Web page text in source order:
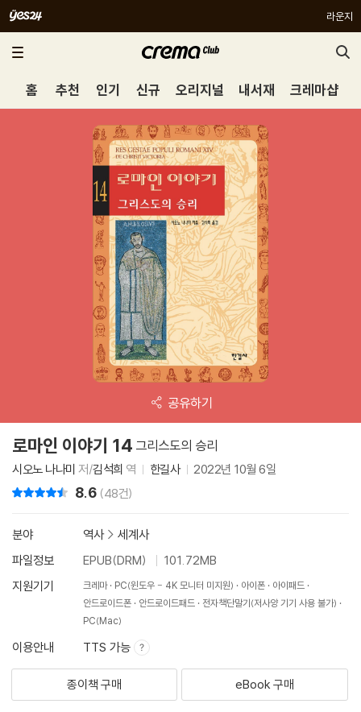
라운지
홈 추천 인기 신규 오리지널 내서재 크레마샵
공유하기
로마인 이야기 14 그리스도의 승리
시오노 나나미 저/김석희 역 한길사 2022년 10월 6일
8.6 (48건)
분야 역사> 세계사
파일정보
EPUB(DRM)
101.72MB
지원기기
크레마 PC(윈도우 - 4K 모니터 미지원) 아이폰
아이패드
안드로이드폰
안드로이드패드
전자책단말기(저사양 기기 사용 불가)
PC(Mac)
이용안내 TTS 가능
종이책 구매 eBook 구매